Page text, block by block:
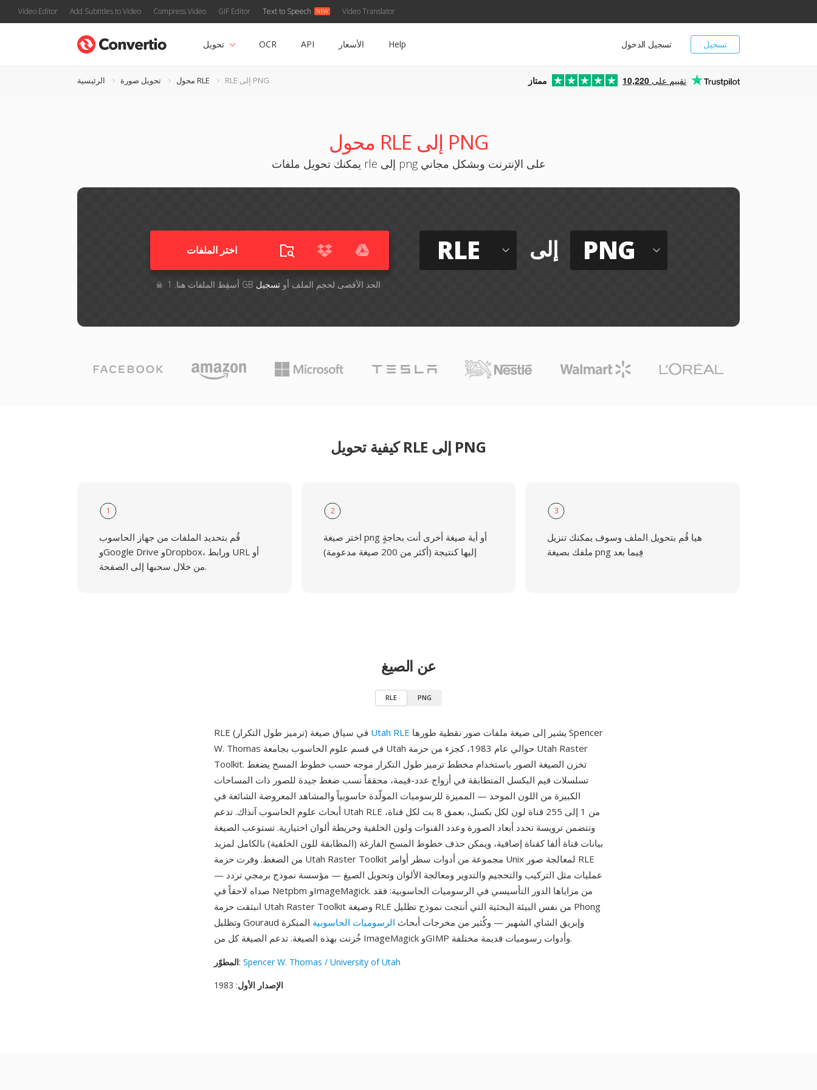
Video Editor Add Subtitles to Video Compress Video GIF Editor Text to Speech Video Translator
تسجيل تسجيل الدخول تحويل OCR API الأسعار Help
الرئيسية تحويل صورة محول RLE RLE إلى PNG ممتاز 10,220 تقييم على
محول RLE إلى PNG
يمكنك تحويل ملفات rle إلى png على الإنترنت وبشكل مجاني
اختر الملفات
أسقِط الملفات هنا. 1 GB الحد الأقصى لحجم الملف أوتسجيل
RLE إلى PNG
كيفية تحويل RLE إلى PNG
1
قُم بتحديد الملفات من جهاز الحاسوب
وGoogle Drive وDropbox، ورابط URL أو
من خلال سحبها إلى الصفحة.
2
اختر صيغة png أو أية صيغة أخرى أنت بحاجةٍ
إليها كنتيجة (أكثر من 200 صيغة مدعومة)
3
هيا قُم بتحويل الملف وسوف يمكنك تنزيل
ملفك بصيغة png فِيما بعد
عن الصيغ
RLE PNG
Utah RLE
W. Thomas في قسم علوم الحاسوب بجامعة Utah حوالي عام 1983، كجزء من حزمة Utah Raster
Toolkit. تخزن الصيغة الصور باستخدام مخطط ترميز طول التكرار موجه حسب خطوط المسح يضغط
تسلسلات قيم البكسل المتطابقة في أزواج عدد-قيمة، محققاً نسب ضغط جيدة للصور ذات المساحات
الكبيرة من اللون الموحد — المميزة للرسوميات المولّدة حاسوبياً والمشاهد المعروضة الشائعة في
أبحاث علوم الحاسوب آنذاك. تدعم Utah RLE من 1 إلى 255 قناة لون لكل بكسل، بعمق 8 بت لكل قناة،
وتتضمن ترويسة تحدد أبعاد الصورة وعدد القنوات ولون الخلفية وخريطة ألوان اختيارية. تستوعب الصيغة
بيانات قناة ألفا كقناة إضافية، ويمكن حذف خطوط المسح الفارغة (المطابقة للون الخلفية) بالكامل لمزيد
من الضغط. وفرت حزمة Utah Raster Toolkit مجموعة من أدوات سطر أوامر Unix لمعالجة صور RLE
— عمليات مثل التركيب والتحجيم والتدوير ومعالجة الألوان وتحويل الصيغ — مؤسسة نموذج برمجي تردد
صداه لاحقاً في Netpbm وImageMagick. من مزاياها الدور التأسيسي في الرسوميات الحاسوبية: فقد
انبثقت حزمة Utah Raster Toolkit وصيغة RLE من نفس البيئة البحثية التي أنتجت نموذج تظليل Phong
وتظليل Gouraud وإبريق الشاي الشهير — وكُثير من مخرجات أبحاث الرسوميات الحاسوبية المبكرة
خُزنت بهذه الصيغة. تدعم الصيغة كل من ImageMagick وGIMP وأدوات رسوميات قديمة مختلفة.
المطوّر: Spencer W. Thomas / University of Utah
الإصدار الأول: 1983